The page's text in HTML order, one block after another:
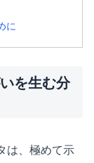
に
を生む分
は、極めて示